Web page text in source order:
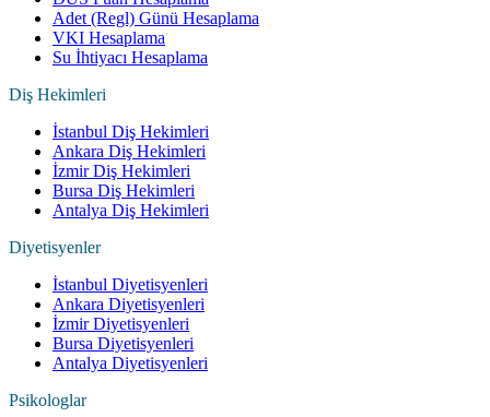
Adet (Regl) Günü Hesaplama
VKI Hesaplama
Su İhtiyacı Hesaplama
Diş Hekimleri
İstanbul Diş Hekimleri
Ankara Diş Hekimleri
İzmir Diş Hekimleri
Bursa Diş Hekimleri
Antalya Diş Hekimleri
Diyetisyenler
İstanbul Diyetisyenleri
Ankara Diyetisyenleri
İzmir Diyetisyenleri
Bursa Diyetisyenleri
Antalya Diyetisyenleri
Psikologlar